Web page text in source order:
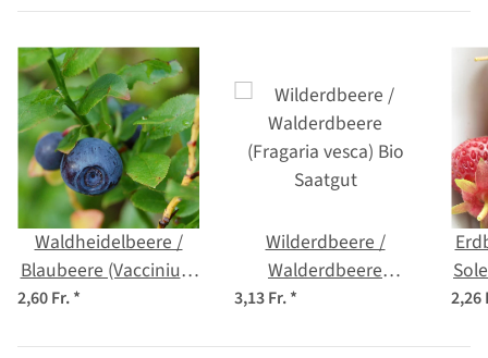
Waldheidelbeere /
Blaubeere (Vaccinium
myrtillus) Bio Saatgut
2,60 Fr.*
Wilderdbeere /
Walderdbeere
(Fragaria vesca) Bio
3,13 Fr.* 2,26